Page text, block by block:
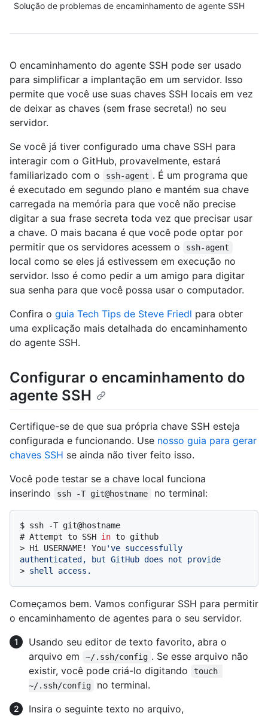
Solução de problemas de encaminhamento de agente SSH
O encaminhamento do agente SSH pode ser usado
para simplificar a implantação em um servidor. Isso
permite que você use suas chaves SSH locais em vez
de deixar as chaves (sem frase secreta!) no seu
servidor.
Se você já tiver configurado uma chave SSH para
interagir com o GitHub, provavelmente, estará
familiarizado com o
ssh-agent . É um programa que
é executado em segundo plano e mantém sua chave
carregada na memória para que você não precise
digitar a sua frase secreta toda vez que precisar usar
a chave. O mais bacana é que você pode optar por
permitir que os servidores acessem o
ssh-agent
local como se eles já estivessem em execução no
servidor. Isso é como pedir a um amigo para digitar
sua senha para que você possa usar o computador.
Confira o guia Tech Tips de Steve Friedl para obter
uma explicação mais detalhada do encaminhamento
do agente SSH.
Configurar o encaminhamento do
agente SSH
Certifique-se de que sua própria chave SSH esteja
configurada e funcionando. Use nosso guia para gerar
chaves SSH se ainda não tiver feito isso.
Você pode testar se a chave local funciona
inserindo
ssh -T git@hostname no terminal:
$ ssh -T git@hostname
# Attempt to SSH in to github
> Hi USERNAME! You've successfully
authenticated, but GitHub does not provide
> shell access.
Começamos bem. Vamos configurar SSH para permitir
o encaminhamento de agentes para o seu servidor.
Usando seu editor de texto favorito, abra o
arquivo em
~/.ssh/config . Se esse arquivo não
existir, você pode criá-lo digitando
touch
~/.ssh/config
no terminal.
Insira o seguinte texto no arquivo,